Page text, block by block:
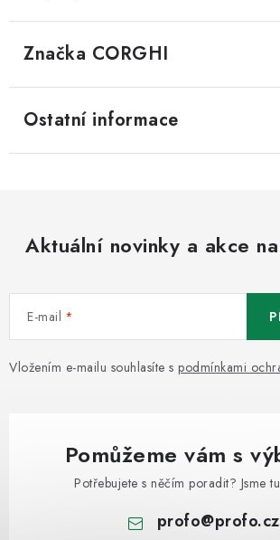
Značka CORGHI
Ostatní informace
Aktuální novinky a akce
E-mail
Vložením e-mailu souhlasíte s podmínkami
Pomůžeme vám s
Potřebujete s něčím poradit? Jsme
profo@profo.cz